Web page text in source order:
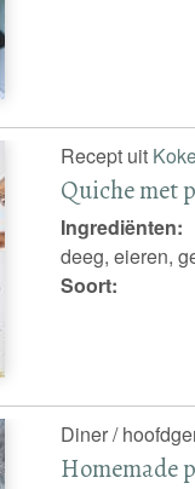
Recept uit
Quiche met
Ingrediënten:
deeg, eieren,
Soort:
Diner /
Homemade